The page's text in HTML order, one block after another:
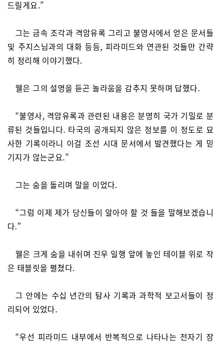
드릴게요.”
그는 금속 조각과 격암유록 그리고 불영사에서 얻은 문서들
및 주지스님과의 대화 등등, 피라미드와 연관된 것들만 간략
히 정리해 이야기했다.
웰은 그의 설명을 듣곤 놀라움을 감추지 못하며 답했다.
“불영사, 격암유록과 관련된 내용은 분명히 국가 기밀로 분
류된 것들입니다. 타국의 공개되지 않은 정보를 이 정도로 묘
사한 기록이라니 이걸 조선 시대 문서에서 발견했다는 게 믿
기지가 않는군요.”
그는 숨을 돌리며 말을 이었다.
“그럼 이제 제가 당신들이 알아야 할 것 들을 말해보겠습니
다.”
웰은 크게 숨을 내쉬며 진우 일행 앞에 놓인 테이블 위로 작
은 태블릿을 펼쳤다.
그 안에는 수십 년간의 탐사 기록과 과학적 보고서들이 정
리되어 있었다.
“우선 피라미드 내부에서 반복적으로 나타나는 전자기 장